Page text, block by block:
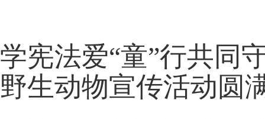
学宪法爱“童”行共同
野生动物宣传活动圆